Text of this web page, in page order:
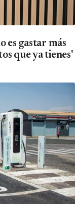
es gastar más
que ya tienes'